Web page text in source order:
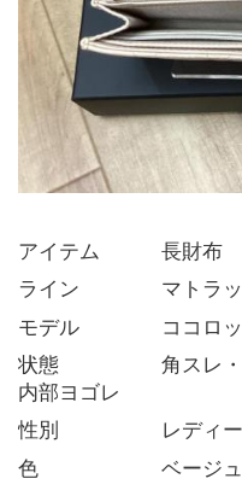
アイテム   長財布
ライン    マトラッ
モデル    ココロッ
状態     角スレ・
内部ヨゴレ
性別     レディー
色      ベージュ